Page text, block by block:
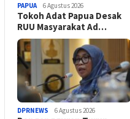
PAPUA 6 Agustus 2026
Tokoh Adat Papua Desak
RUU Masyarakat Ad…
DPRNEWS 6 Agustus 2026